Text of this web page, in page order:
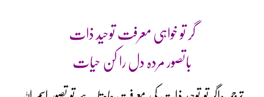
گر تو خواہی معرفت توحید ذات
باتصور مردہ دل را کن حیات